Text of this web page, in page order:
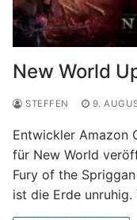
New World
STEFFEN 9.
Entwickler Amazon
für New World
Fury of the
ist die Erde